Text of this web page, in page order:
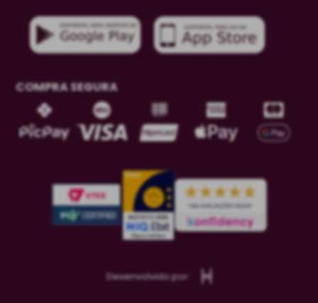
COMPRA SEGURA
Desenvolvido por: